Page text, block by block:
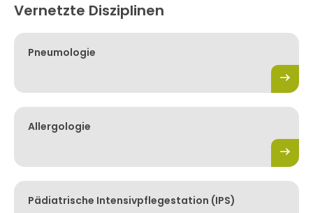
Vernetzte Disziplinen
Pneumologie
Allergologie
Pädiatrische Intensivpflegestation (IPS)